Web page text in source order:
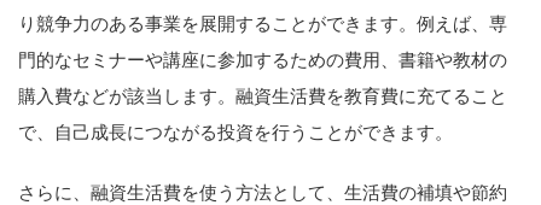
り競争力のある事業を展開することができます。例えば、専
門的なセミナーや講座に参加するための費用、書籍や教材の
購入費などが該当します。融資生活費を教育費に充てること
で、自己成長につながる投資を行うことができます。
さらに、融資生活費を使う方法として、生活費の補填や節約